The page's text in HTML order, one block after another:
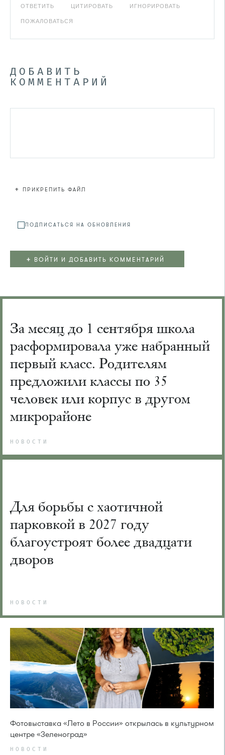
ОТВЕТИТЬ ЦИТИРОВАТЬ ИГНОРИРОВАТЬ
ПОЖАЛОВАТЬСЯ
ДОБАВИТЬ
КОММЕНТАРИЙ
+ ПРИКРЕПИТЬ ФАЙЛ
ПОДПИСАТЬСЯ НА ОБНОВЛЕНИЯ
+ ВОЙТИ И ДОБАВИТЬ КОММЕНТАРИЙ
За месяц до 1 сентября школа
расформировала уже набранный
первый класс. Родителям
предложили классы по 35
человек или корпус в другом
микрорайоне
НОВОСТИ
Для борьбы с хаотичной
парковкой в 2027 году
благоустроят более двадцати
дворов
НОВОСТИ
Фотовыставка «Лето в России» открылась в культурном
центре «Зеленоград»
НОВОСТИ